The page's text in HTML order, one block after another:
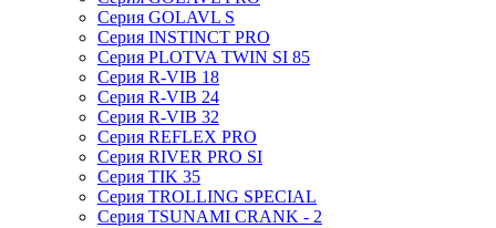
Серия GOLAVL S
Серия INSTINCT PRO
Серия PLOTVA TWIN SI 85
Серия R-VIB 18
Серия R-VIB 24
Серия R-VIB 32
Серия REFLEX PRO
Серия RIVER PRO SI
Серия TIK 35
Серия TROLLING SPECIAL
Серия TSUNAMI CRANK - 2